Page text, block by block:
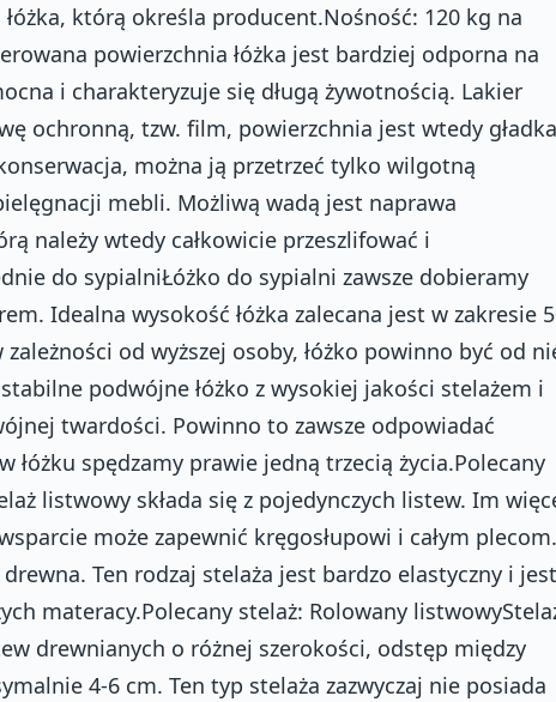
którą określa producent.Nośność: 120 kg na
powierzchnia łóżka jest bardziej odporna na
i charakteryzuje się długą żywotnością. Lakier
ochronną, tzw. film, powierzchnia jest wtedy
można ją przetrzeć tylko wilgotną
mebli. Możliwą wadą jest naprawa
należy wtedy całkowicie przeszlifować i
do sypialniŁóżko do sypialni zawsze dobieramy
Idealna wysokość łóżka zalecana jest w zakresie
od wyższej osoby, łóżko powinno być od
podwójne łóżko z wysokiej jakości stelażem i
twardości. Powinno to zawsze odpowiadać
spędzamy prawie jedną trzecią życia.Polecany
listwowy składa się z pojedynczych listew. Im
może zapewnić kręgosłupowi i całym plecom.
Ten rodzaj stelaża jest bardzo elastyczny i jest
materacy.Polecany stelaż: Rolowany
drewnianych o różnej szerokości, odstęp między
4-6 cm. Ten typ stelaża zazwyczaj nie posiada